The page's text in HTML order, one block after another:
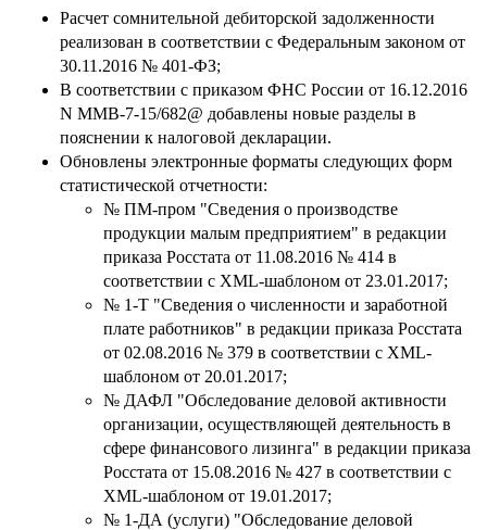
Расчет сомнительной дебиторской задолженности
реализован в соответствии с Федеральным законом от
30.11.2016 № 401-ФЗ;
В соответствии с приказом ФНС России от 16.12.2016
N ММВ-7-15/682@ добавлены новые разделы в
пояснении к налоговой декларации.
Обновлены электронные форматы следующих форм
статистической отчетности:
№ ПМ-пром "Сведения о производстве
продукции малым предприятием" в редакции
приказа Росстата от 11.08.2016 № 414 в
соответствии с XML-шаблоном от 23.01.2017;
№ 1-Т "Сведения о численности и заработной
плате работников" в редакции приказа Росстата
от 02.08.2016 № 379 в соответствии с XML-
шаблоном от 20.01.2017;
№ ДАФЛ "Обследование деловой активности
организации, осуществляющей деятельность в
сфере финансового лизинга" в редакции приказа
Росстата от 15.08.2016 № 427 в соответствии с
XML-шаблоном от 19.01.2017;
№ 1-ДА (услуги) "Обследование деловой